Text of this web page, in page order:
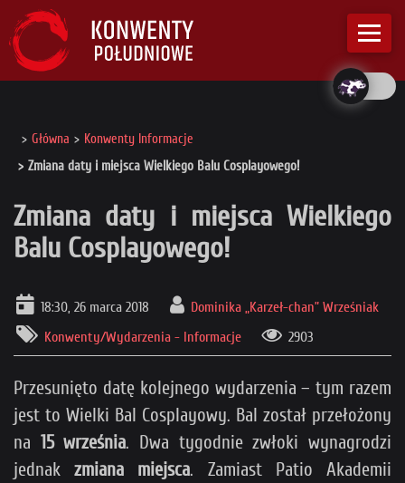
Główna
Konwenty Informacje
Zmiana daty i miejsca Wielkiego Balu Cosplayowego!
Zmiana daty i miejsca Wielkiego
Balu Cosplayowego!
18:30, 26 marca 2018
Dominika „Karzeł-chan” Wrześniak
Konwenty/Wydarzenia - Informacje
2903
Przesunięto datę kolejnego wydarzenia – tym razem
jest to Wielki Bal Cosplayowy. Bal został przełożony
na 15 września. Dwa tygodnie zwłoki wynagrodzi
jednakzmiana miejsca. Zamiast Patio Akademii